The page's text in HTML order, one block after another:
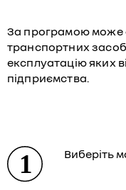
За програмою може
транспортних
експлуатацію яких
підприємства.
Виберіть